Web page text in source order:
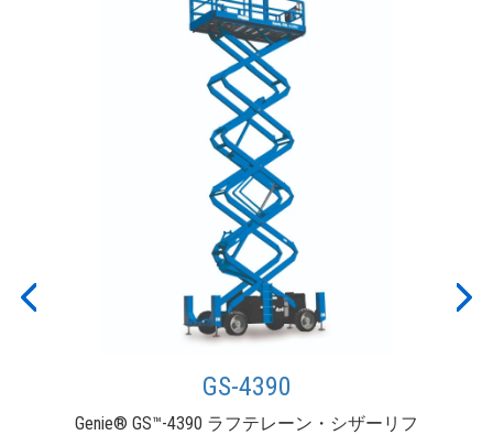
Previous
GS-4390
Genie® GS™-4390 ラフテレーン・シザーリフ